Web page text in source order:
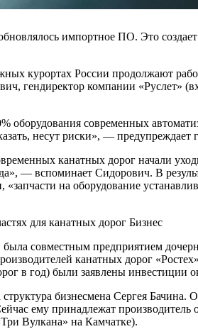
импортное ПО. Это
курортах России продолжают
гендиректор компании «Руслет»
оборудования современных
несут риски», — предупреждает
канатных дорог начали
— вспоминает Сидорович. В
на оборудование
для канатных дорог Бизнес
совместным предприятием
канатных дорог
в год) были заявлены инвестиции
бизнесмена Сергея
ему принадлежат
Вулкана» на Камчатке).